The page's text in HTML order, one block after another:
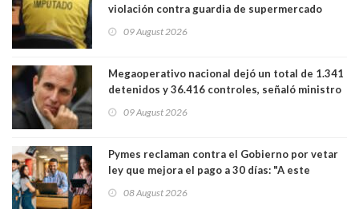
violación contra guardia de supermercado
09 August 2026
Megaoperativo nacional dejó un total de 1.341
detenidos y 36.416 controles, señaló ministro
09 August 2026
Pymes reclaman contra el Gobierno por vetar
ley que mejora el pago a 30 días: "A este
medianas empresas"
08 August 2026